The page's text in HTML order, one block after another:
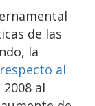
de las
la
al
2008 al